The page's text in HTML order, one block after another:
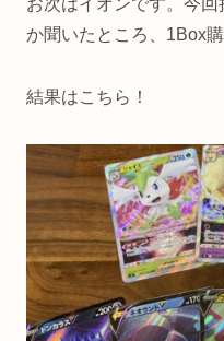
お次はイオンです。今
か聞いたところ、1Box購
結果はこちら！